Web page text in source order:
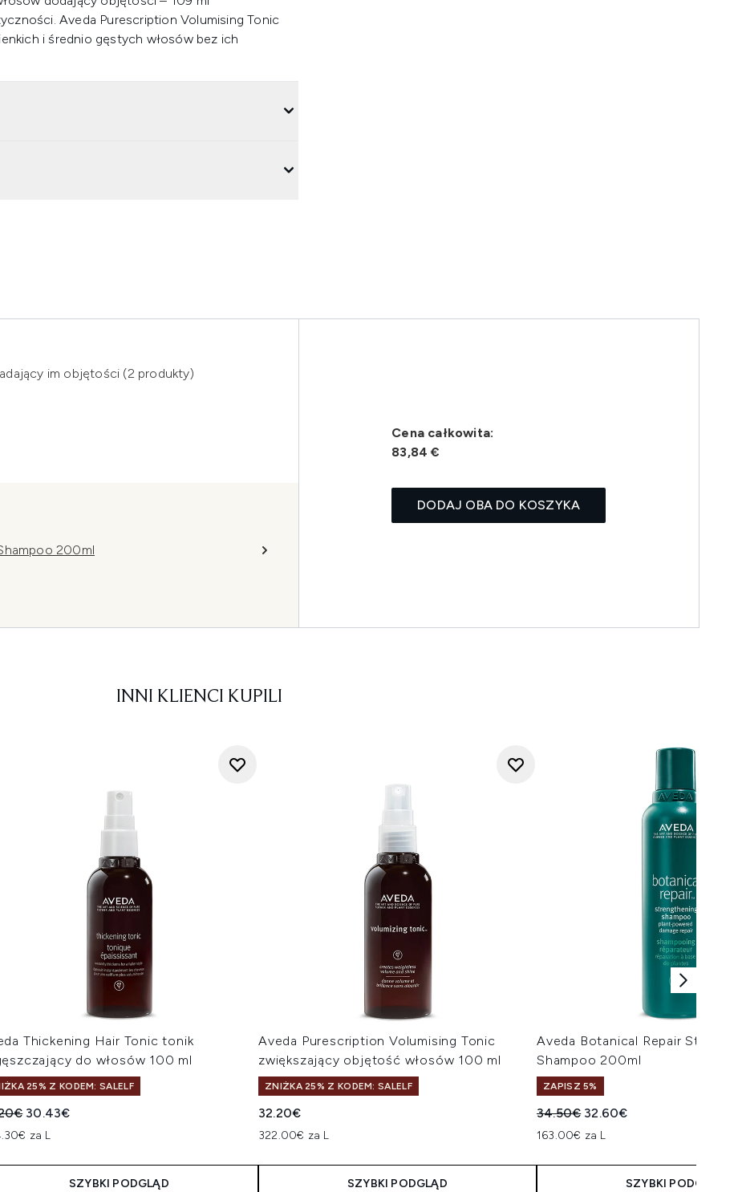
Aveda Purescription Volumising Tonic
i średnio gęstych włosów bez ich
im objętości (2 produkty)
200ml
Cena całkowita:
83,84 €
DODAJ OBA DO KOSZYKA
INNI KLIENCI KUPILI
Thickening Hair Tonic tonik
do włosów 100 ml
25% Z KODEM: SALELF
cena detaliczna:
Aktualna cena:
30.43€
za L
SZYBKI PODGLĄD
Aveda Purescription Volumising Tonic
zwiększający objętość włosów 100 ml
ZNIŻKA 25% Z KODEM: SALELF
32.20€
322.00€ za L
SZYBKI PODGLĄD
Aveda Botanical Repair
Shampoo 200ml
ZAPISZ 5%
Sugerowana cena detaliczna:
34.50€ Aktualna cena:
32.60€
163.00€ za L
SZYBKI PODGLĄD